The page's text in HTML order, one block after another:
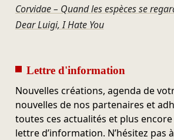
Corvidae – Quand les espèces se
Dear Luigi, I Hate You
Lettre d'information
Nouvelles créations, agenda de
nouvelles de nos partenaires et
toutes ces actualités et plus
lettre d’information. N’hésitez pas